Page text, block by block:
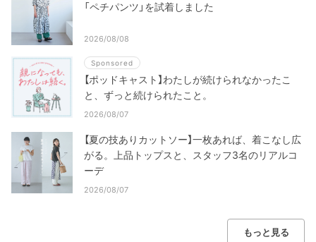
「ペチパンツ」を試着しました
2026/08/08
Sponsored
【ポッドキャスト】わたしが続けられなかったこ
と、ずっと続けられたこと。
2026/08/07
【夏の技ありカットソー】一枚あれば、着こなし広
がる。上品トップスと、スタッフ3名のリアルコ
ーデ
2026/08/07
もっと見る